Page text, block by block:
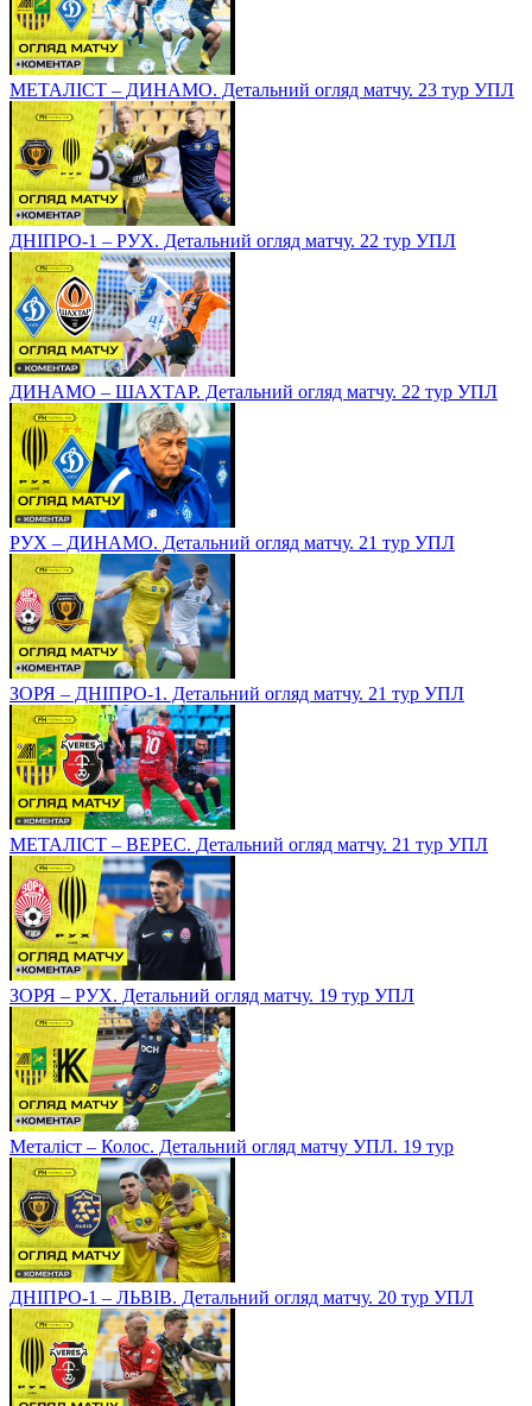
МЕТАЛІСТ – ДИНАМО. Детальний огляд матчу. 23 тур УПЛ
ДНІПРО-1 – РУХ. Детальний огляд матчу. 22 тур УПЛ
ДИНАМО – ШАХТАР. Детальний огляд матчу. 22 тур УПЛ
РУХ – ДИНАМО. Детальний огляд матчу. 21 тур УПЛ
ЗОРЯ – ДНІПРО-1. Детальний огляд матчу. 21 тур УПЛ
МЕТАЛІСТ – ВЕРЕС. Детальний огляд матчу. 21 тур УПЛ
ЗОРЯ – РУХ. Детальний огляд матчу. 19 тур УПЛ
Металіст – Колос. Детальний огляд матчу УПЛ. 19 тур
ДНІПРО-1 – ЛЬВІВ. Детальний огляд матчу. 20 тур УПЛ